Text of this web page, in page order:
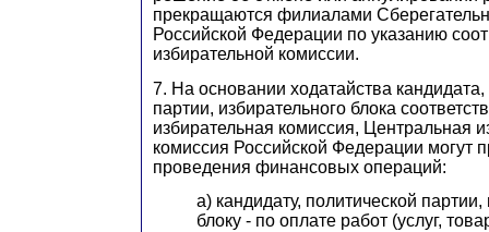
прекращаются филиалами
Российской Федерации по указанию
избирательной комиссии.
7. На основании ходатайства кандидата,
партии, избирательного блока
избирательная комиссия, Центральная
комиссия Российской Федерации могут
проведения финансовых операций:
а) кандидату, политической
блоку - по оплате работ (услуг,